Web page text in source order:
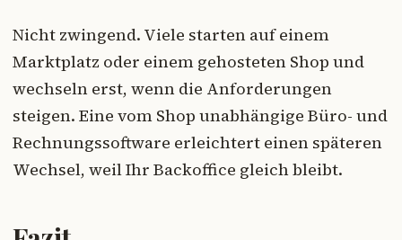
Nicht zwingend. Viele starten auf einem
Marktplatz oder einem gehosteten Shop und
wechseln erst, wenn die Anforderungen
steigen. Eine vom Shop unabhängige Büro- und
Rechnungssoftware erleichtert einen späteren
Wechsel, weil Ihr Backoffice gleich bleibt.